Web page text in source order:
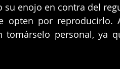
su enojo en contra del
opten por reproducirlo.
tomárselo personal, ya